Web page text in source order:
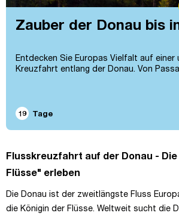
Zauber der Donau bis
Entdecken Sie Europas Vielfalt auf einer
Kreuzfahrt entlang der Donau. Von
19 Tage
Flusskreuzfahrt auf der Donau -
Flüsse" erleben
Die Donau ist der zweitlängste Fluss
die Königin der Flüsse. Weltweit sucht die